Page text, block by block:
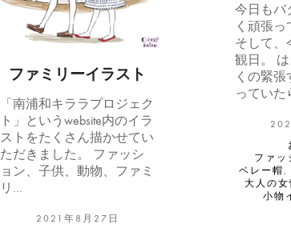
今日もバ
く頑張
そして、
観日。
くの緊
っていた
ファッ
ベレー帽 ,
大人の女
小物
ファミリーイラスト
「南浦和キララプロジェク
ト」というwebsite内のイラ
ストをたくさん描かせてい
ただきました。 ファッシ
ョン、子供、動物、ファミ
リ…
2021年8月27日